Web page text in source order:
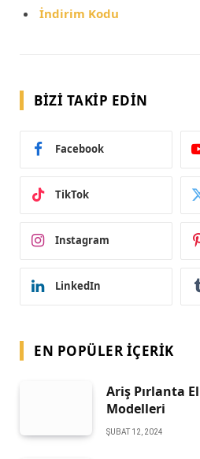
İndirim Kodu
BIZI TAKIP EDIN
Facebook
TikTok
Instagram
LinkedIn
EN POPÜLER İÇERIK
Ariş Pırlanta
Modelleri
ŞUBAT 12, 2024